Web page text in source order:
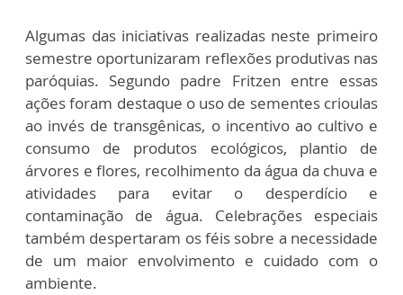
Algumas das iniciativas realizadas neste primeiro
semestre oportunizaram reflexões produtivas nas
paróquias. Segundo padre Fritzen entre essas
ações foram destaque o uso de sementes crioulas
ao invés de transgênicas, o incentivo ao cultivo e
consumo de produtos ecológicos, plantio de
árvores e flores, recolhimento da água da chuva e
atividades para evitar o desperdício e
contaminação de água. Celebrações especiais
também despertaram os féis sobre a necessidade
de um maior envolvimento e cuidado com o
ambiente.